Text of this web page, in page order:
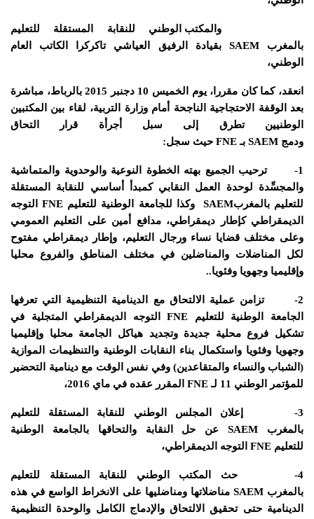
والمكتب الوطني للنقابة المستقلة للتعليم
بالمغربSAEM بقيادة الرفيق العياشي تاكركرا الكاتب العام
الوطني،
انعقد، كما كان مقررا، يوم الخميس 10 دجنبر 2015 بالرباط، مباشرة
بعد الوقفة الاحتجاجية الناجحة أمام وزارة التربية، لقاء بين المكتبين
الوطنيين تطرق إلى سبل أجرأة قرار التحاق
ودمج SAEM بـFNE حيث سجل:
1-
ترحيب الجميع بهته الخطوة النوعية والوحدوية والمتماشية
والمجسِّدة لوحدة العمل النقابي كمبدأ أساسي
للنقابة المستقلة
للتعليم بالمغربSAEM وكذا للجامعة الوطنية للتعليم FNEالتوجه
الديمقراطي كإطار ديمقراطي، مدافع أمين على التعليم العمومي
وعلى مختلف قضايا نساء ورجال التعليم، وإطار ديمقراطي مفتوح
لكل المناضلات والمناضلين في مختلف المناطق والفروع محليا
وإقليميا وجهويا وفئويا..
2-
تزامن عملية الالتحاق مع الدينامية التنظيمية التي تعرفها
الجامعة الوطنية للتعليم FNEالتوجه الديمقراطي المتجلية في
تشكيل فروع محلية جديدة وتجديد هياكل الجامعة محليا وإقليميا
وجهويا وفئويا واستكمال بناء النقابات الوطنية والتنظيمات الموازية
(الشباب والنساء والمتقاعدين) وفي نفس الوقت مع دينامية التحضير
للمؤتمر الوطني 11 لـ
FNE المقرر عقده في ماي 2016،
3-
إعلان المجلس الوطني للنقابة المستقلة للتعليم
بالمغرب SAEMعن حل النقابة والتحاقها بالجامعة الوطنية
للتعليم FNE التوجه الديمقراطي،
4-
حث المكتب الوطني للنقابة المستقلة للتعليم
بالمغربSAEM مناضلاتها ومناضليها على الانخراط الواسع في هذه
الدينامية حتى تحقيق الالتحاق والإدماج الكامل والوحدة التنظيمية